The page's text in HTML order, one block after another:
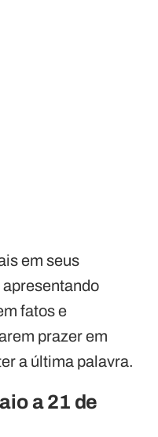
em seus
fatos e
prazer em
a última palavra.
a 21 de